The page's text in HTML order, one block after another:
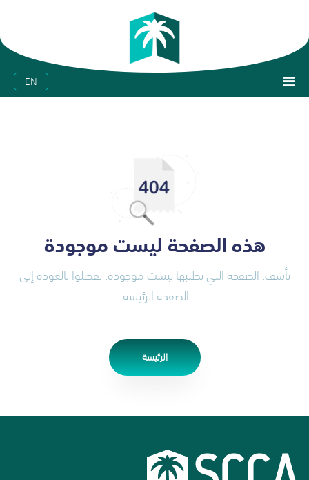
EN
هذه الصفحة ليست موجودة
نأسف. الصفحة التي تطلبها ليست موجودة. تفضلوا بالعودة إلى
الصفحة الرئيسة.
الرئيسة